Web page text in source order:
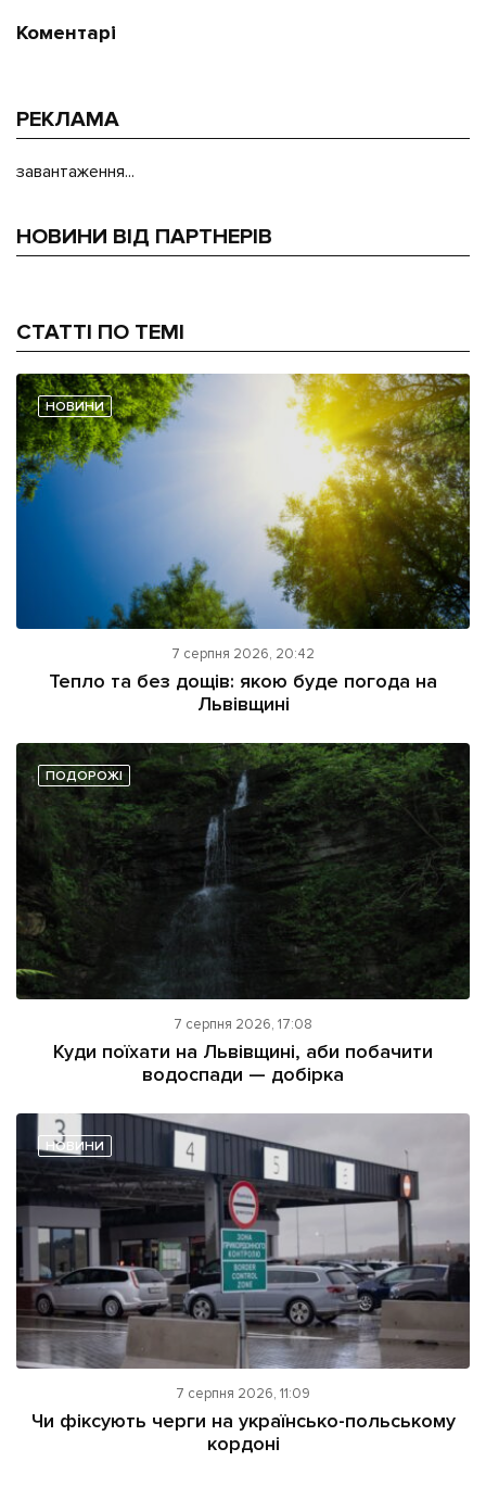
Коментарі
РЕКЛАМА
завантаження...
НОВИНИ ВІД ПАРТНЕРІВ
СТАТТІ ПО ТЕМІ
НОВИНИ
7 серпня 2026, 20:42
Тепло та без дощів: якою буде погода на
Львівщині
ПОДОРОЖІ
7 серпня 2026, 17:08
Куди поїхати на Львівщині, аби побачити
водоспади — добірка
НОВИНИ
7 серпня 2026, 11:09
Чи фіксують черги на українсько-польському
кордоні